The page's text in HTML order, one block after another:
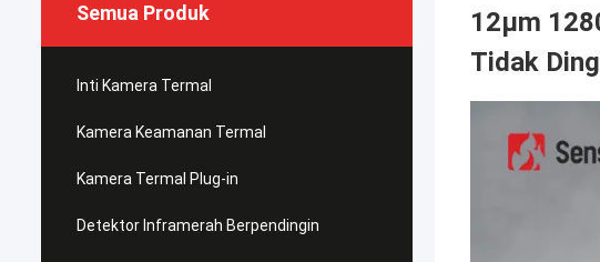
Semua Produk
Inti Kamera Termal
Kamera Keamanan Termal
Kamera Termal Plug-in
Detektor Inframerah Berpendingin
12μm
Tidak